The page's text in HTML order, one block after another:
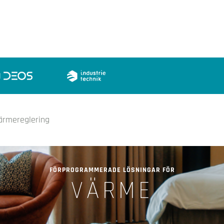
FÖRPROGRAMMERADE LÖSNINGAR FÖR
VÄRME